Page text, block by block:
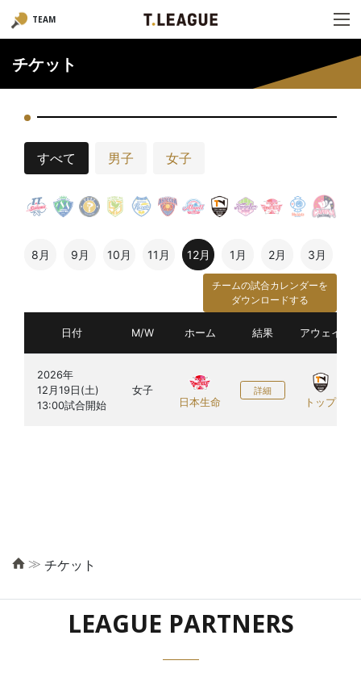
TEAM
チケット
すべて 男子 女子
8月 9月 10月 11月 12月 1月 2月 3月
チームの試合カレンダーを
ダウンロードする
日付 M/W ホーム 結果 アウェイ
2026年
12月19日(土)
女子
日本生命
詳細
トップ
≫ チケット
LEAGUE PARTNERS